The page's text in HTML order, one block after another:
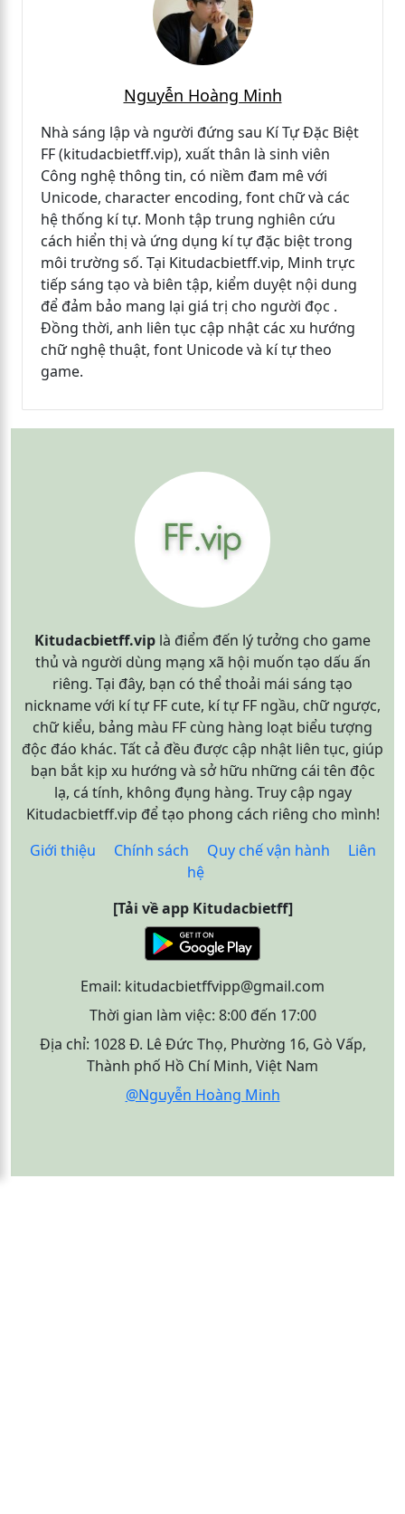
Nguyễn Hoàng Minh
Nhà sáng lập và người đứng sau Kí Tự Đặc Biệt
FF (kitudacbietff.vip), xuất thân là sinh viên
Công nghệ thông tin, có niềm đam mê với
Unicode, character encoding, font chữ và các
hệ thống kí tự. Monh tập trung nghiên cứu
cách hiển thị và ứng dụng kí tự đặc biệt trong
môi trường số. Tại Kitudacbietff.vip, Minh trực
tiếp sáng tạo và biên tập, kiểm duyệt nội dung
để đảm bảo mang lại giá trị cho người đọc .
Đồng thời, anh liên tục cập nhật các xu hướng
chữ nghệ thuật, font Unicode và kí tự theo
game.
Kitudacbietff.vip là điểm đến lý tưởng cho game
thủ và người dùng mạng xã hội muốn tạo dấu ấn
riêng. Tại đây, bạn có thể thoải mái sáng tạo
nickname với kí tự FF cute, kí tự FF ngầu, chữ ngược,
chữ kiểu, bảng màu FF cùng hàng loạt biểu tượng
độc đáo khác. Tất cả đều được cập nhật liên tục, giúp
bạn bắt kịp xu hướng và sở hữu những cái tên độc
lạ, cá tính, không đụng hàng. Truy cập ngay
Kitudacbietff.vip để tạo phong cách riêng cho mình!
Giới thiệu
Chính sách Quy chế vận hành
Liên
hệ
[Tải về app Kitudacbietff]
Email: kitudacbietffvipp@gmail.com
Thời gian làm việc: 8:00 đến 17:00
Địa chỉ: 1028 Đ. Lê Đức Thọ, Phường 16, Gò Vấp,
Thành phố Hồ Chí Minh, Việt Nam
@Nguyễn Hoàng Minh